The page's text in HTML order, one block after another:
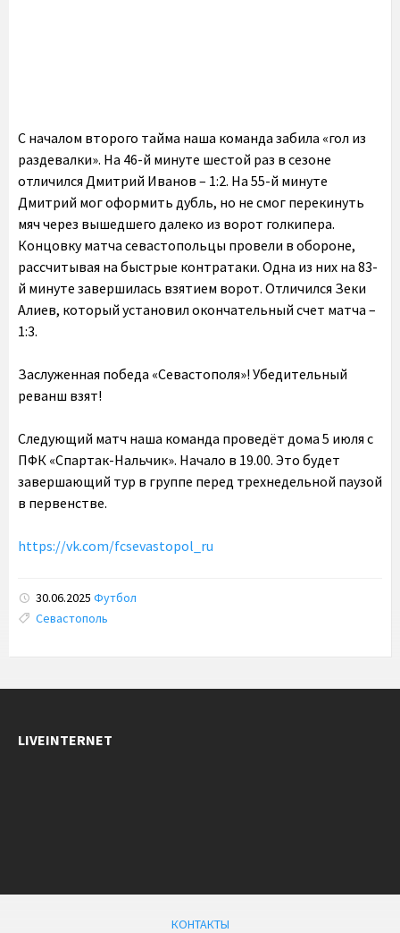
С началом второго тайма наша команда забила «гол из
раздевалки». На 46-й минуте шестой раз в сезоне
отличился Дмитрий Иванов – 1:2. На 55-й минуте
Дмитрий мог оформить дубль, но не смог перекинуть
мяч через вышедшего далеко из ворот голкипера.
Концовку матча севастопольцы провели в обороне,
рассчитывая на быстрые контратаки. Одна из них на 83-
й минуте завершилась взятием ворот. Отличился Зеки
Алиев, который установил окончательный счет матча –
1:3.
Заслуженная победа «Севастополя»! Убедительный
реванш взят!
Следующий матч наша команда проведёт дома 5 июля с
ПФК «Спартак-Нальчик». Начало в 19.00. Это будет
завершающий тур в группе перед трехнедельной паузой
в первенстве.
https://vk.com/fcsevastopol_ru
30.06.2025 Футбол
Tags:
Севастополь
LIVEINTERNET
КОНТАКТЫ